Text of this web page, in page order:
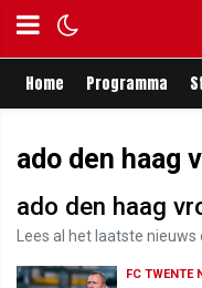
Home Programma
ado den haag
ado den haag
Lees al het laatste
FC TWENTE